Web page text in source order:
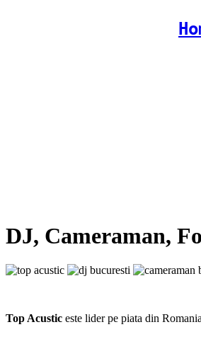
DJ, Cameraman,
Top Acustic este lider pe piata din